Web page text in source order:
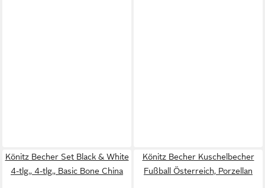
Könitz Becher Set Black & White
4-tlg., 4-tlg., Basic Bone China
Könitz Becher Kuschelbecher
Fußball Österreich, Porzellan